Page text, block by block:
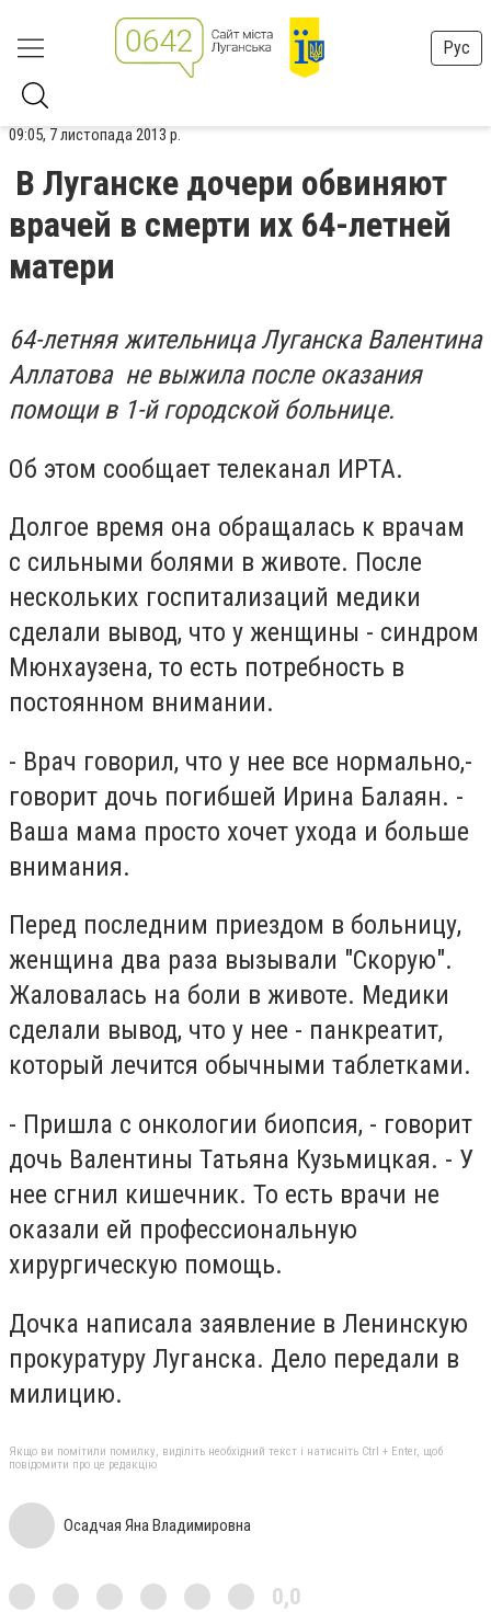
Рус
09:05, 7 листопада 2013 р.
В Луганске дочери обвиняют
врачей в смерти их 64-летней
матери
64-летняя жительница Луганска Валентина
Аллатова не выжила после оказания
помощи в 1-й городской больнице.
Об этом сообщает телеканал ИРТА.
Долгое время она обращалась к врачам
с сильными болями в животе. После
нескольких госпитализаций медики
сделали вывод, что у женщины - синдром
Мюнхаузена, то есть потребность в
постоянном внимании.
- Врач говорил, что у нее все нормально,-
говорит дочь погибшей Ирина Балаян. -
Ваша мама просто хочет ухода и больше
внимания.
Перед последним приездом в больницу,
женщина два раза вызывали "Скорую".
Жаловалась на боли в животе. Медики
сделали вывод, что у нее - панкреатит,
который лечится обычными таблетками.
- Пришла с онкологии биопсия, - говорит
дочь Валентины Татьяна Кузьмицкая. - У
нее сгнил кишечник. То есть врачи не
оказали ей профессиональную
хирургическую помощь.
Дочка написала заявление в Ленинскую
прокуратуру Луганска. Дело передали в
милицию.
Якщо ви помітили помилку, виділіть необхідний текст і натисніть Ctrl + Enter, щоб
повідомити про це редакцію
Осадчая Яна Владимировна
0,0